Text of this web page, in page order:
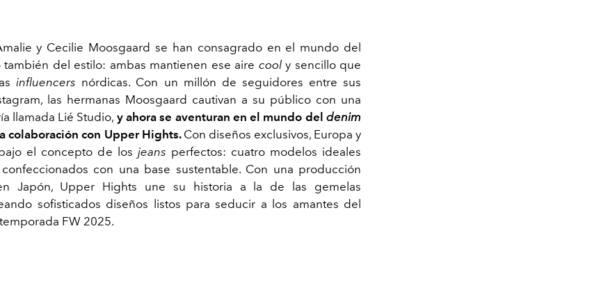
y Cecilie Moosgaard se han consagrado en el mundo del
del estilo: ambas mantienen ese aire cooly sencillo que
influencers nórdicas. Con un millón de seguidores entre sus
las hermanas Moosgaard cautivan a su público con una
llamada Lié Studio, y ahora se aventuran en el mundo deldenim
colaboración con Upper Hights. Con diseños exclusivos, Europa y
el concepto de los jeans perfectos: cuatro modelos ideales
con una base sustentable. Con una producción
Japón, Upper Hights une su historia a la de las gemelas
sofisticados diseños listos para seducir a los amantes del
FW 2025.